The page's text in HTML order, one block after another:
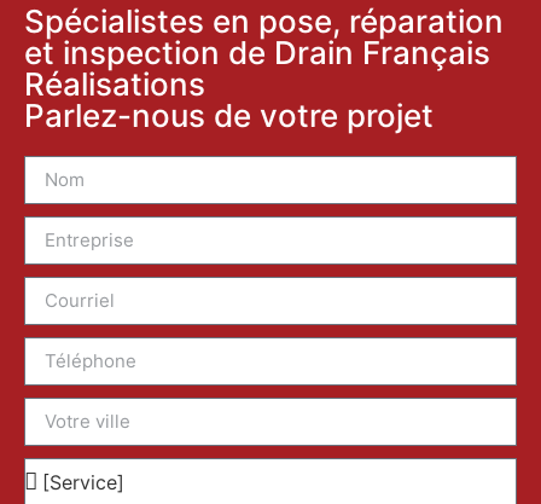
Spécialistes en pose, réparation
et inspection de Drain Français
Réalisations
Parlez-nous de votre projet